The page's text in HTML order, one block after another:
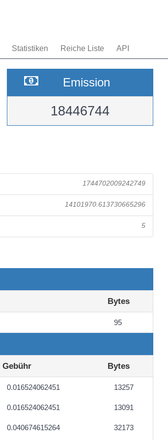
Statistiken Reiche Liste API
Emission
18446744
1744702009242749
14101970.613730665296
5
Bytes
95
Gebühr Bytes
0.016524062451 13257
0.016524062451 13091
0.040674615264 32173